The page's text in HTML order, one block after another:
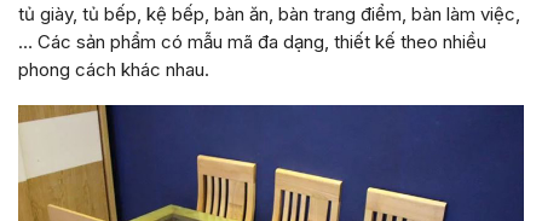
tủ giày, tủ bếp, kệ bếp, bàn ăn, bàn trang điểm, bàn làm việc,
… Các sản phẩm có mẫu mã đa dạng, thiết kế theo nhiều
phong cách khác nhau.